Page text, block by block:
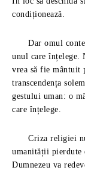
condiționează.
Dar omul
unul care înțelege.
vrea să fie
transcendența
gestului uman: o
care înțelege.
Criza religiei nu
umanității pierdute
Dumnezeu va